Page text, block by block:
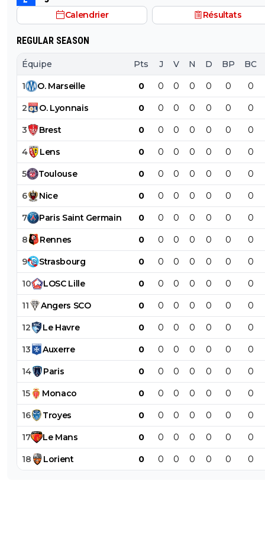
C'est pour ça que Campos et le PSG tiennent à ce que
Maghnès Akliouche soit sur le banc du PSG.
Calendrier Résultats
REGULAR SEASON
Équipe Pts J V N D BP BC
1 O. Marseille 0 0 0 0 0 0 0
2 O. Lyonnais 0 0 0 0 0 0 0
3 Brest 0 0 0 0 0 0 0
4 Lens 0 0 0 0 0 0 0
5 Toulouse 0 0 0 0 0 0 0
6 Nice 0 0 0 0 0 0 0
7 Paris Saint Germain 0 0 0 0 0 0 0
8 Rennes 0 0 0 0 0 0 0
9 Strasbourg 0 0 0 0 0 0 0
10 LOSC Lille 0 0 0 0 0 0 0
11 Angers SCO 0 0 0 0 0 0 0
12 Le Havre 0 0 0 0 0 0 0
13 Auxerre 0 0 0 0 0 0 0
14 Paris 0 0 0 0 0 0 0
15 Monaco 0 0 0 0 0 0 0
16 Troyes 0 0 0 0 0 0 0
17 Le Mans 0 0 0 0 0 0 0
18 Lorient 0 0 0 0 0 0 0